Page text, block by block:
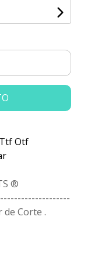
Otf
®
de Corte .